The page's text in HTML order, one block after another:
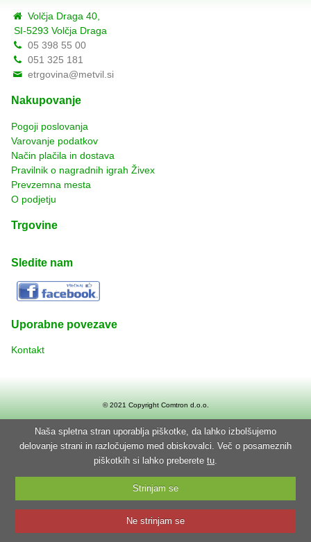
Volčja Draga 40,
SI-5293 Volčja Draga
05 398 55 00
051 325 181
etrgovina@metvil.si
Nakupovanje
Pogoji poslovanja
Varovanje podatkov
Način plačila in dostava
Pravilnik o nagradnih igrah Živex
Prevzemna mesta
O podjetju
Trgovine
Sledite nam
Uporabne povezave
Kontakt
© 2021 Copyright Comtron d.o.o.
Naša spletna stran uporablja piškotke, da lahko izbolšujemo
delovanje strani in razločujemo med obiskovalci. Več o posameznih
piškotkih si lahko preberete tu.
Strinjam se
Ne strinjam se